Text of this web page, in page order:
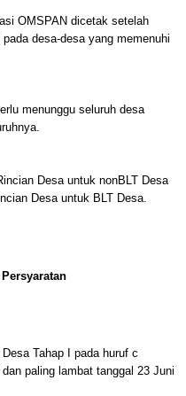
OMSPAN dicetak setelah
desa-desa yang memenuhi
menunggu seluruh desa
Desa untuk nonBLT Desa
Desa untuk BLT Desa.
Tahap I pada huruf c
paling lambat tanggal 23 Juni